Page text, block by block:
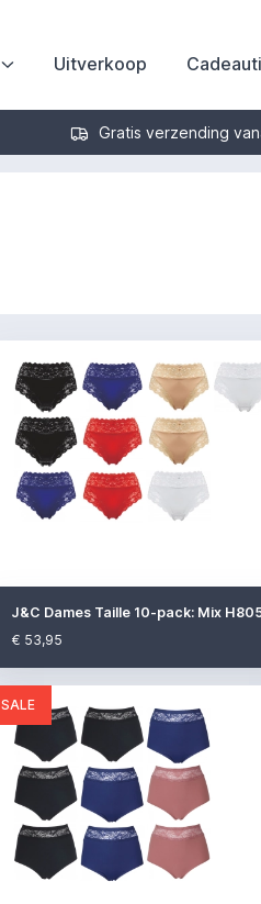
Uitverkoop
Gratis verzending
J&C Dames Taille 10-pack: Mix
€ 53,95
SALE